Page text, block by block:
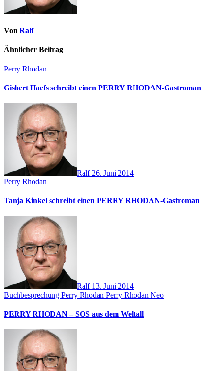
Von Ralf
Ähnlicher Beitrag
Perry Rhodan
Gisbert Haefs schreibt einen PERRY RHODAN-Gastroman
Ralf 26. Juni 2014
Perry Rhodan
Tanja Kinkel schreibt einen PERRY RHODAN-Gastroman
Ralf 13. Juni 2014
Buchbesprechung Perry Rhodan Perry Rhodan Neo
PERRY RHODAN – SOS aus dem Weltall